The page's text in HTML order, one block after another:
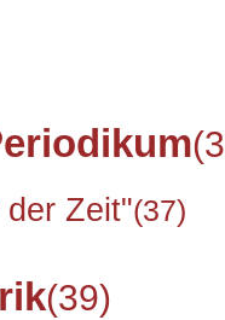
Zeit"(37)
(39)